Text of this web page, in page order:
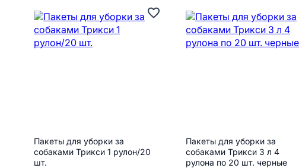
Пакеты для уборки за
собаками Трикси 1 рулон/20
шт.
Пакеты для уборки за
собаками Трикси 3 л 4
рулона по 20 шт. черные